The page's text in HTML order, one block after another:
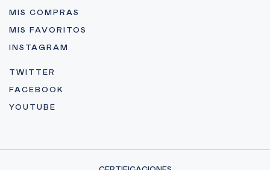
MIS COMPRAS
MIS FAVORITOS
INSTAGRAM
TWITTER
FACEBOOK
YOUTUBE